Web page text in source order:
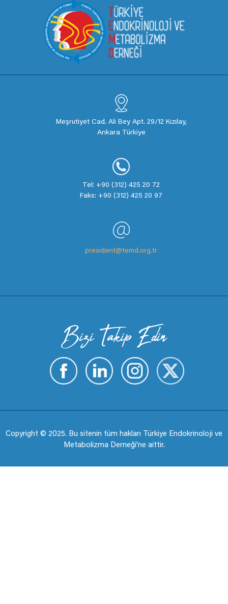
Meşrutiyet Cad. Ali Bey Apt. 29/12 Kızılay,
Ankara Türkiye
Tel: +90 (312) 425 20 72
Faks: +90 (312) 425 20 97
president@temd.org.tr
Bizi Takip Edin
Copyright © 2025. Bu sitenin tüm hakları Türkiye Endokrinoloji ve
Metabolizma Derneği'ne aittir.